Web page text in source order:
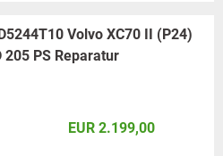
Volvo XC70 II (P24)
205 PS Reparatur
EUR 2.199,00